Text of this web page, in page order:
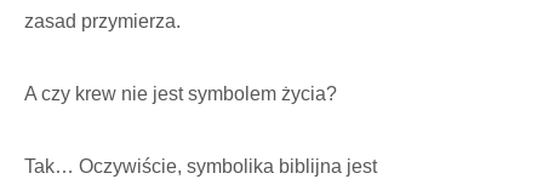
zasad przymierza.
A czy krew nie jest symbolem życia?
Tak… Oczywiście, symbolika biblijna jest